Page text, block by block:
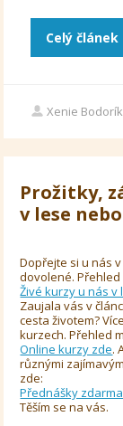
Celý článek
Xenie
Prožitky,
v lese
Dopřejte si u nás
dovolené.
Živé kurzy u nás v
Zaujala vás v
cesta životem?
kurzech. Přehled
Online kurzy zde.
různými
zde:
Přednášky
Těším se na vás.